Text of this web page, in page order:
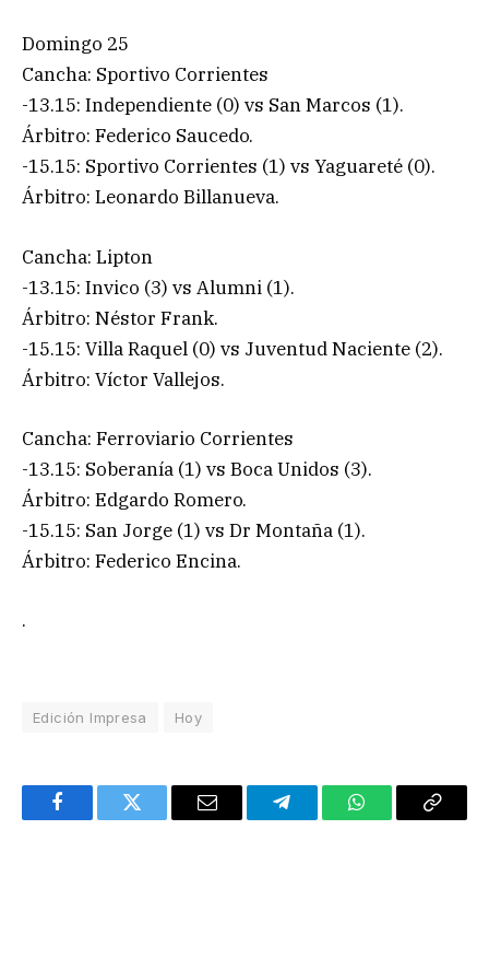
Domingo 25
Cancha: Sportivo Corrientes
-13.15: Independiente (0) vs San Marcos (1).
Árbitro: Federico Saucedo.
-15.15: Sportivo Corrientes (1) vs Yaguareté (0).
Árbitro: Leonardo Billanueva.
Cancha: Lipton
-13.15: Invico (3) vs Alumni (1).
Árbitro: Néstor Frank.
-15.15: Villa Raquel (0) vs Juventud Naciente (2).
Árbitro: Víctor Vallejos.
Cancha: Ferroviario Corrientes
-13.15: Soberanía (1) vs Boca Unidos (3).
Árbitro: Edgardo Romero.
-15.15: San Jorge (1) vs Dr Montaña (1).
Árbitro: Federico Encina.
.
Edición Impresa Hoy
FacebookTwitter Email TelegramWhatsAppCopy